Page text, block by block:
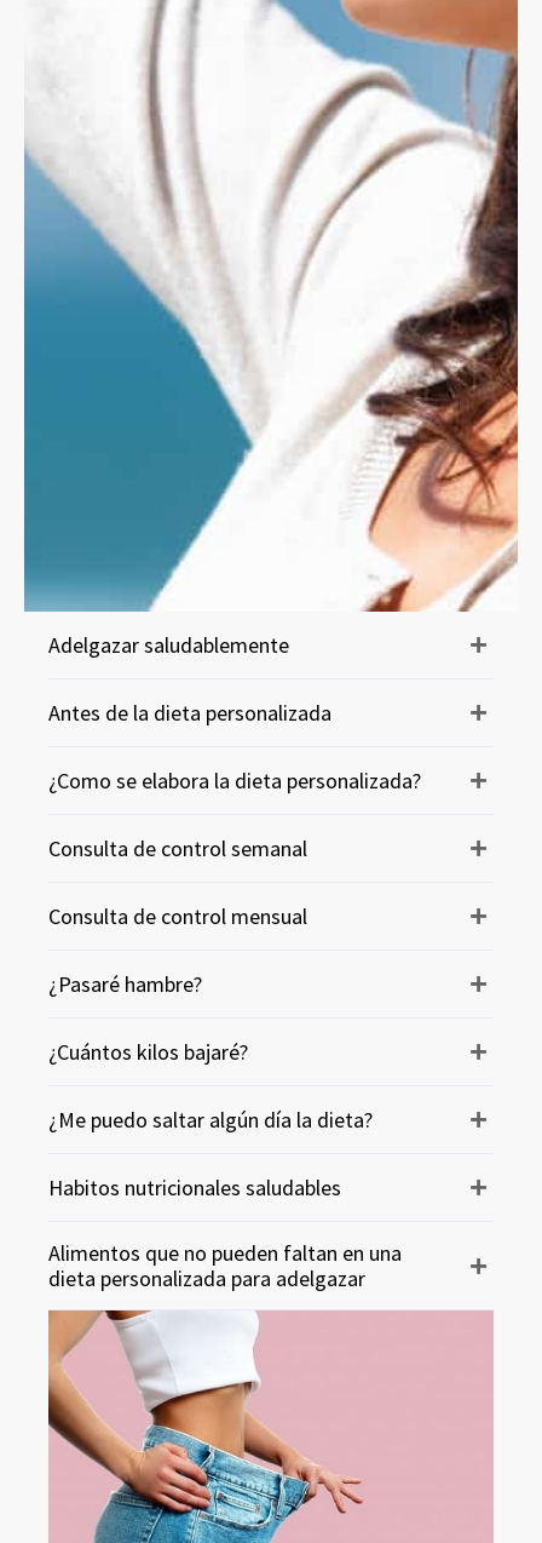
Adelgazar saludablemente
Antes de la dieta personalizada
¿Como se elabora la dieta personalizada?
Consulta de control semanal
Consulta de control mensual
¿Pasaré hambre?
¿Cuántos kilos bajaré?
¿Me puedo saltar algún día la dieta?
Habitos nutricionales saludables
Alimentos que no pueden faltan en una
dieta personalizada para adelgazar